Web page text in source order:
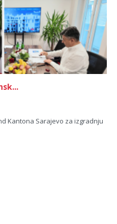
Kantona Sarajevo za izgradnju